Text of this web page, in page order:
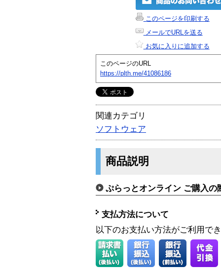
このページを印刷する
メールでURLを送る
お気に入りに追加する
このページのURL
https://plth.me/41086186
関連カテゴリ
ソフトウェア
商品説明
ぷらっとオンライン ご購入の
支払方法について
以下のお支払い方法がご利用で